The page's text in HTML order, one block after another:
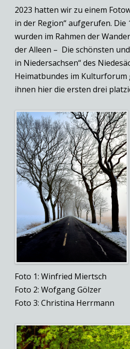
2023 hatten wir zu einem
in der Region“ aufgerufen.
wurden im Rahmen der
der Alleen – Die schönsten
in Niedersachsen“ des
Heimatbundes im Kulturforum
ihnen hier die ersten drei
Foto 1: Winfried Miertsch
Foto 2: Wofgang Gölzer
Foto 3: Christina Herrmann